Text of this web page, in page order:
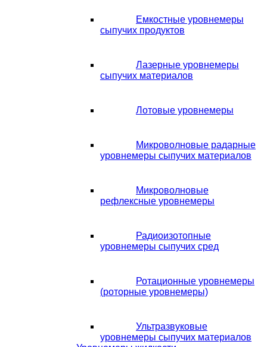
Емкостные уровнемеры
сыпучих продуктов
Лазерные уровнемеры
сыпучих материалов
Лотовые уровнемеры
Микроволновые радарные
уровнемеры сыпучих материалов
Микроволновые
рефлексные уровнемеры
Радиоизотопные
уровнемеры сыпучих сред
Ротационные уровнемеры
(роторные уровнемеры)
Ультразвуковые
уровнемеры сыпучих материалов